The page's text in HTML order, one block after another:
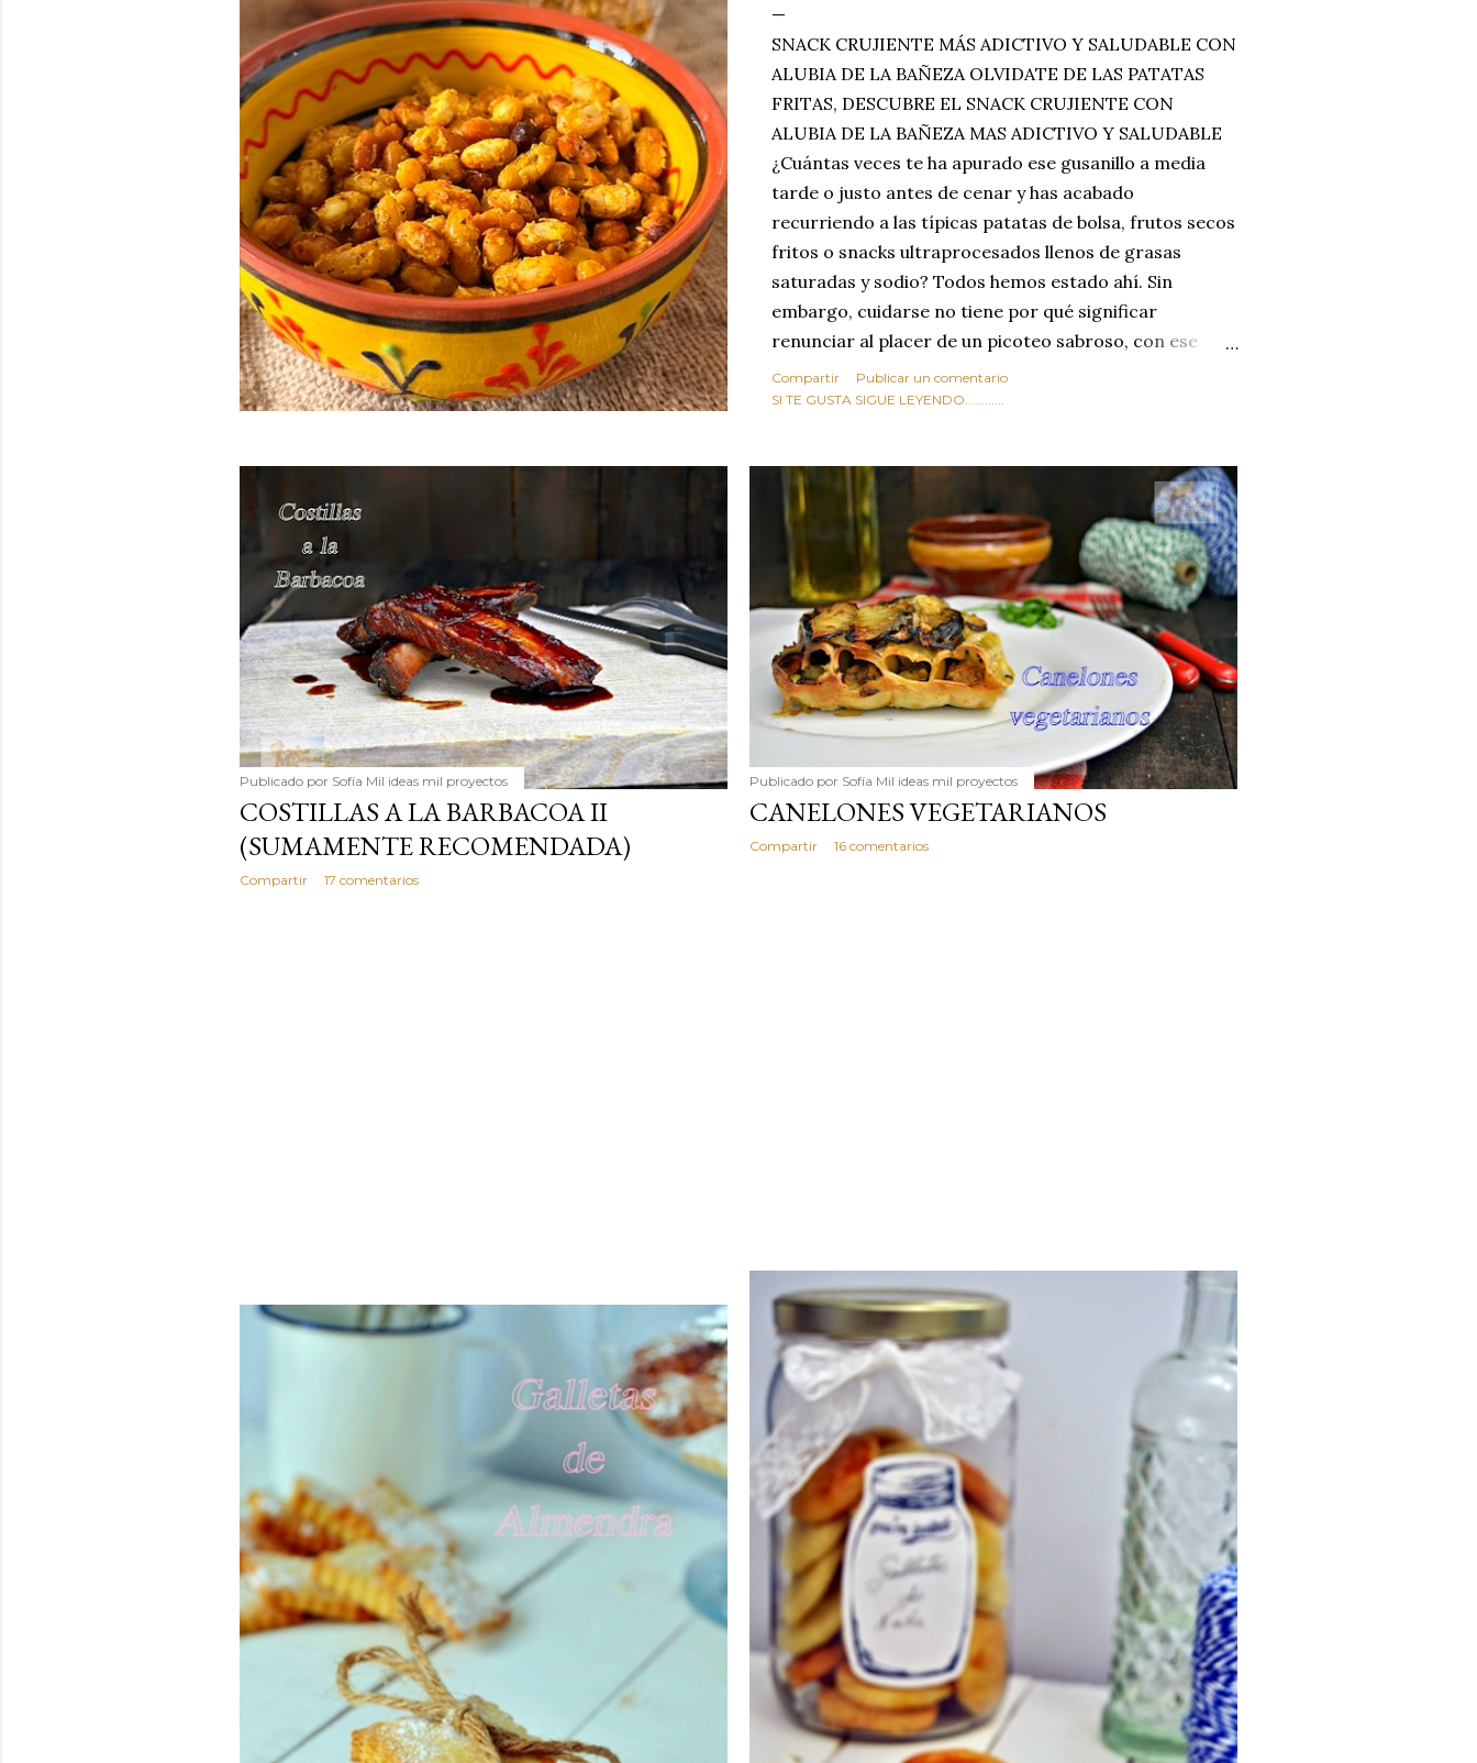
SNACK CRUJIENTE MÁS ADICTIVO Y SALUDABLE CON
ALUBIA DE LA BAÑEZA OLVIDATE DE LAS PATATAS
FRITAS, DESCUBRE EL SNACK CRUJIENTE CON
ALUBIA DE LA BAÑEZA MAS ADICTIVO Y SALUDABLE
¿Cuántas veces te ha apurado ese gusanillo a media
tarde o justo antes de cenar y has acabado
recurriendo a las típicas patatas de bolsa, frutos secos
fritos o snacks ultraprocesados llenos de grasas
saturadas y sodio? Todos hemos estado ahí. Sin
embargo, cuidarse no tiene por qué significar
renunciar al placer de un picoteo sabroso, con ese
toque tostado y crujiente que tanto nos satisface.
Estas alubias crujientes al horno van a cambiar por
tradicionales y copiosos de invierno. Con esta receta
simple pero revolucionaria, transformaremos un
ingrediente tan humilde como la alubia de La Bañeza
en un snack ligero, dorado, cargado de proteína y
100% natural. Es el sustituto perfecto a los frutos se...
Compartir
Publicar un comentario
SI TE GUSTA SIGUE LEYENDO............
Publicado por Sofía Mil ideas mil proyectos
COSTILLAS A LA BARBACOA II
(SUMAMENTE RECOMENDADA)
Compartir 17 comentarios
Publicado por Sofía Mil ideas mil proyectos
CANELONES VEGETARIANOS
Compartir 16 comentarios